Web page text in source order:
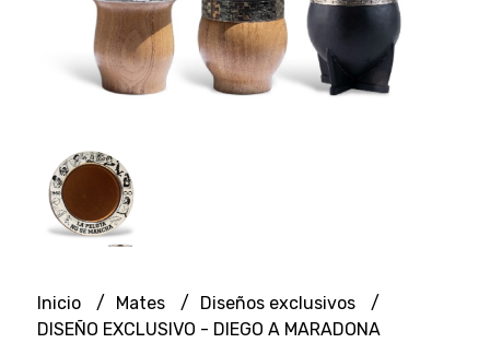
Inicio Mates
Diseños exclusivos
DISEÑO EXCLUSIVO - DIEGO A MARADONA